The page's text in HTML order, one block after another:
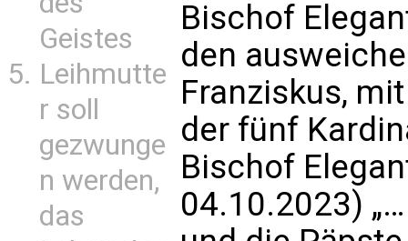
Geistes
Leihmutte
r soll
gezwunge
n werden,
das
Bischof
den
Franziskus,
der fünf
Bischof
04.10.2023)